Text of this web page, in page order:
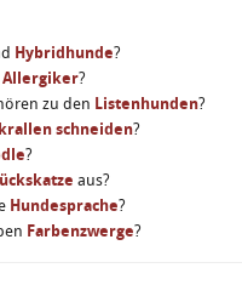
Hybridhunde?
Allergiker?
zu den Listenhunden?
schneiden?
?
aus?
Hundesprache?
Farbenzwerge?